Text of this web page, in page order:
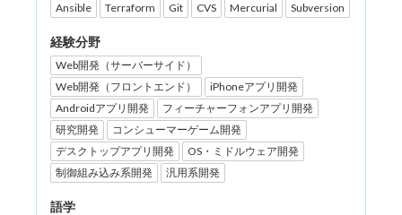
Ansible
Terraform Git CVS Mercurial Subversion
経験分野
Web開発（サーバーサイド）
Web開発（フロントエンド）
iPhoneアプリ開発
Androidアプリ開発
フィーチャーフォンアプリ開発
研究開発
コンシューマーゲーム開発
デスクトップアプリ開発
OS・ミドルウェア開発
制御組み込み系開発
汎用系開発
語学